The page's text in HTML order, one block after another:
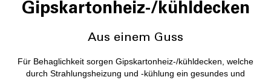
Gipskartonheiz-/kühldecken
Aus einem Guss
Für Behaglichkeit sorgen Gipskartonheiz-/kühldecken, welche
durch Strahlungsheizung und -kühlung ein gesundes und